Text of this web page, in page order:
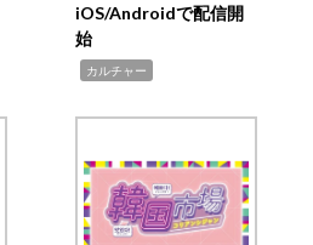
iOS/Androidで配信開
始
カルチャー